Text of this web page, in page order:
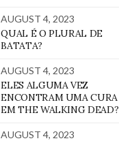
AUGUST 4, 2023
QUAL É O PLURAL DE
BATATA?
AUGUST 4, 2023
ELES ALGUMA VEZ
ENCONTRAM UMA CURA
EM THE WALKING DEAD?
AUGUST 4, 2023